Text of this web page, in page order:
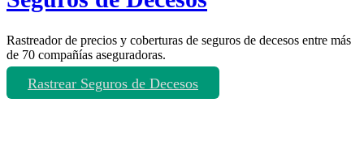
Rastreador de precios y coberturas de seguros de decesos entre más
de 70 compañías aseguradoras.
Rastrear Seguros de Decesos